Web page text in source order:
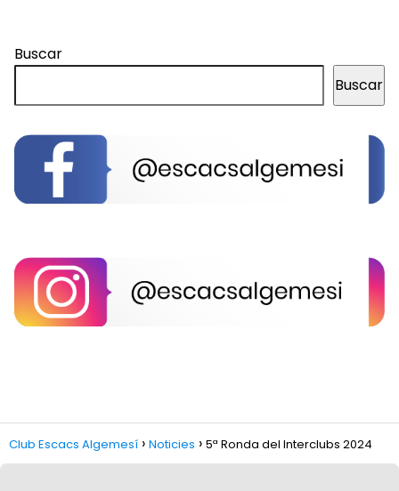
Buscar
Buscar
Club Escacs Algemesí Noticies 5ª Ronda del Interclubs 2024